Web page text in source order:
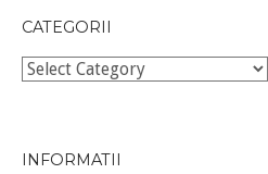
CATEGORII
Categorii
INFORMATII